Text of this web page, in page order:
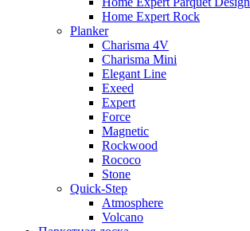
Home Expert Rock
Planker
Charisma 4V
Charisma Mini
Elegant Line
Exeed
Expert
Force
Magnetic
Rockwood
Rococo
Stone
Quick-Step
Atmosphere
Volcano